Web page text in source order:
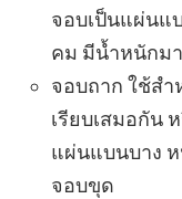
จอบเป็นแผ่นแ
คม มีน้ำหนักม
จอบถาก ใช้ส
เรียบเสมอกัน
แผ่นแบนบาง ห
จอบขุด